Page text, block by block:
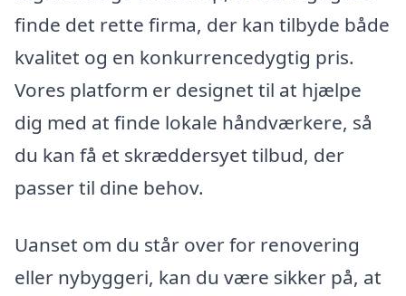
finde det rette firma, der kan tilbyde både
kvalitet og en konkurrencedygtig pris.
Vores platform er designet til at hjælpe
dig med at finde lokale håndværkere, så
du kan få et skræddersyet tilbud, der
passer til dine behov.
Uanset om du står over for renovering
eller nybyggeri, kan du være sikker på, at